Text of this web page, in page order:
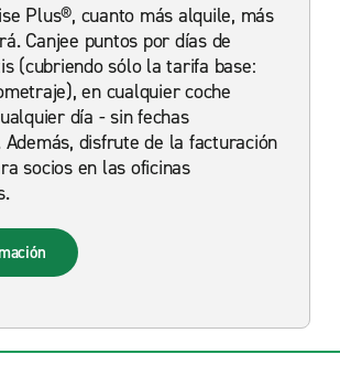
Plus®, cuanto más alquile, más
Canjee puntos por días de
(cubriendo sólo la tarifa base:
en cualquier coche
día - sin fechas
disfrute de la facturación
socios en las oficinas